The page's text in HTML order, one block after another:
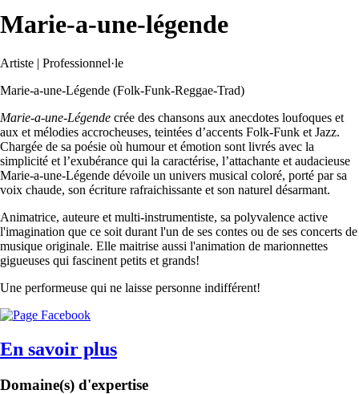
Marie-a-une-légende
Artiste | Professionnel·le
Marie-a-une-Légende (Folk-Funk-Reggae-Trad)
Marie-a-une-Légende crée des chansons aux anecdotes loufoques et
aux et mélodies accrocheuses, teintées d’accents Folk-Funk et Jazz.
Chargée de sa poésie où humour et émotion sont livrés avec la
simplicité et l’exubérance qui la caractérise, l’attachante et audacieuse
Marie-a-une-Légende dévoile un univers musical coloré, porté par sa
voix chaude, son écriture rafraichissante et son naturel désarmant.
Animatrice, auteure et multi-instrumentiste, sa polyvalence active
l'imagination que ce soit durant l'un de ses contes ou de ses concerts de
musique originale. Elle maitrise aussi l'animation de marionnettes
gigueuses qui fascinent petits et grands!
Une performeuse qui ne laisse personne indifférent!
En savoir plus
Domaine(s) d'expertise